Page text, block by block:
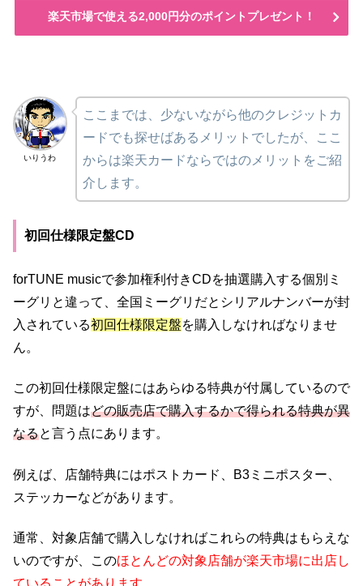
楽天市場で使える2,000円分のポイントプレゼント！
いりうわ
ここまでは、少ないながら他のクレジットカ
ードでも探せばあるメリットでしたが、ここ
からは楽天カードならではのメリットをご紹
介します。
初回仕様限定盤CD
forTUNE musicで参加権利付きCDを抽選購入する個別ミ
ーグリと違って、全国ミーグリだとシリアルナンバーが封
入されている初回仕様限定盤を購入しなければなりませ
ん。
この初回仕様限定盤にはあらゆる特典が付属しているので
すが、問題はどの販売店で購入するかで得られる特典が異
なると言う点にあります。
例えば、店舗特典にはポストカード、B3ミニポスター、
ステッカーなどがあります。
通常、対象店舗で購入しなければこれらの特典はもらえな
いのですが、このほとんどの対象店舗が楽天市場に出店し
ていることがあります。